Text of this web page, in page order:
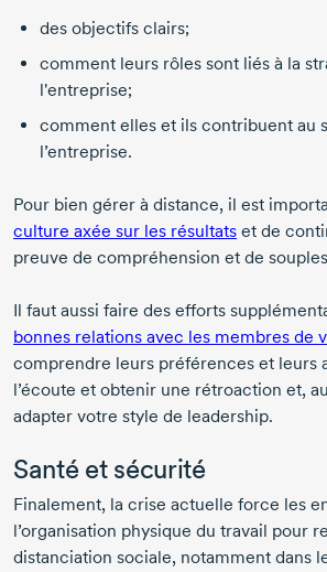
des objectifs clairs;
comment leurs rôles sont liés à la
l'entreprise;
comment elles et ils contribuent au
l’entreprise.
Pour bien gérer à distance, il est
culture axée sur les résultats et de
preuve de compréhension et de
Il faut aussi faire des efforts
bonnes relations avec les membres de
comprendre leurs préférences et leurs
l’écoute et obtenir une rétroaction et,
adapter votre style de leadership.
Santé et sécurité
Finalement, la crise actuelle force les
l’organisation physique du travail pour
distanciation sociale, notamment dans